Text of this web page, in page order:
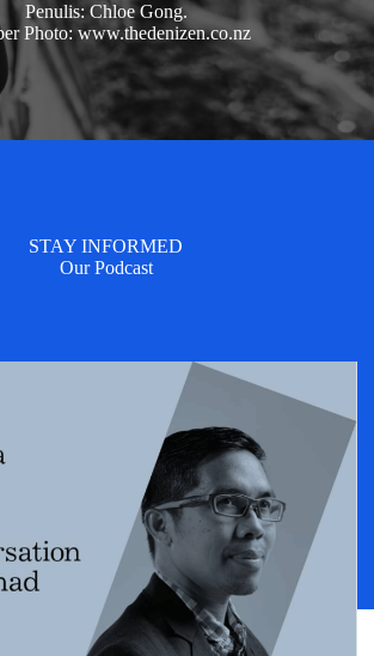
Penulis: Chloe Gong.
Photo: www.thedenizen.co.nz
STAY INFORMED
Our Podcast